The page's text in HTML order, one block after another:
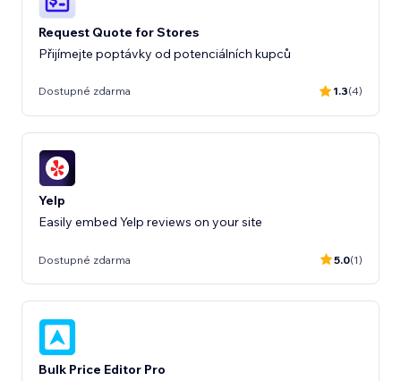
Request Quote for Stores
Přijímejte poptávky od potenciálních kupců
Dostupné zdarma 1.3(4)
Yelp
Easily embed Yelp reviews on your site
Dostupné zdarma 5.0(1)
Bulk Price Editor Pro